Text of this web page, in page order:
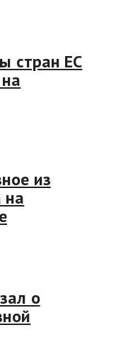
стран ЕС
из
на
о